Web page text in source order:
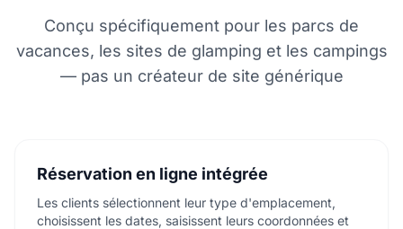
Conçu spécifiquement pour les parcs de
vacances, les sites de glamping et les campings
— pas un créateur de site générique
Réservation en ligne intégrée
Les clients sélectionnent leur type d'emplacement,
choisissent les dates, saisissent leurs coordonnées et